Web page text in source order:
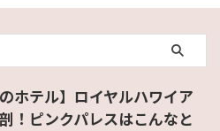
のホテル】ロイヤルハワイア
！ピンクパレスはこんなと